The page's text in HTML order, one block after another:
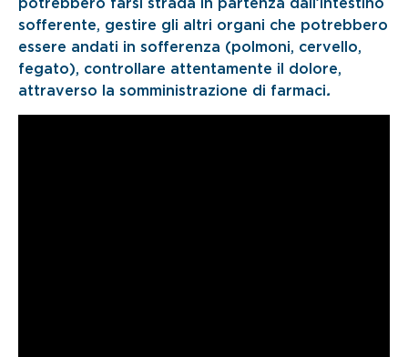
potrebbero farsi strada in partenza dall’intestino
sofferente, gestire gli altri organi che potrebbero
essere andati in sofferenza (polmoni, cervello,
fegato), controllare attentamente il dolore,
attraverso la somministrazione di farmaci.